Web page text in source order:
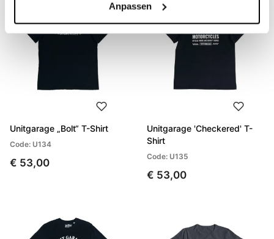
Anpassen
Unitgarage „Bolt“ T-Shirt
Code: U134
€ 53,00
Unitgarage 'Checkered' T-
Shirt
Code: U135
€ 53,00